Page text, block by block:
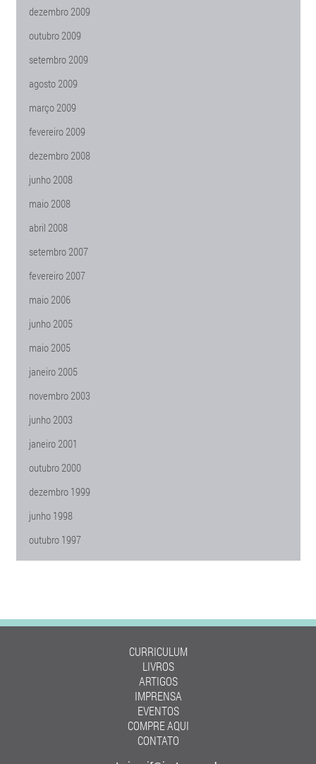
dezembro 2009
outubro 2009
setembro 2009
agosto 2009
março 2009
fevereiro 2009
dezembro 2008
junho 2008
maio 2008
abril 2008
setembro 2007
fevereiro 2007
maio 2006
junho 2005
maio 2005
janeiro 2005
novembro 2003
junho 2003
janeiro 2001
outubro 2000
dezembro 1999
junho 1998
outubro 1997
CURRICULUM
LIVROS
ARTIGOS
IMPRENSA
EVENTOS
COMPRE AQUI
CONTATO